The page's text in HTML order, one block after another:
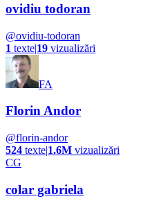
ovidiu todoran
@ovidiu-todoran
1 texte|19 vizualizări
FA
Florin Andor
@florin-andor
524 texte|1.6M vizualizări
CG
colar gabriela